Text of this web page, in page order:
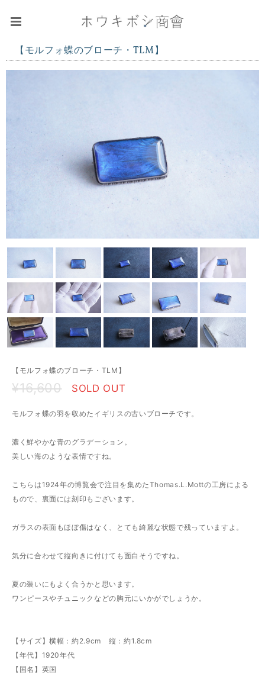
【モルフォ蝶のブローチ・TLM】
【モルフォ蝶のブローチ・TLM】
¥16,600 SOLD OUT
モルフォ蝶の羽を収めたイギリスの古いブローチです。
濃く鮮やかな青のグラデーション。
美しい海のような表情ですね。
こちらは1924年の博覧会で注目を集めたThomas.L.Mottの工房による
もので、裏面には刻印もございます。
ガラスの表面もほぼ傷はなく、とても綺麗な状態で残っていますよ。
気分に合わせて縦向きに付けても面白そうですね。
夏の装いにもよく合うかと思います。
ワンピースやチュニックなどの胸元にいかがでしょうか。
【サイズ】横幅：約2.9cm 縦：約1.8cm
【年代】1920年代
【国名】英国